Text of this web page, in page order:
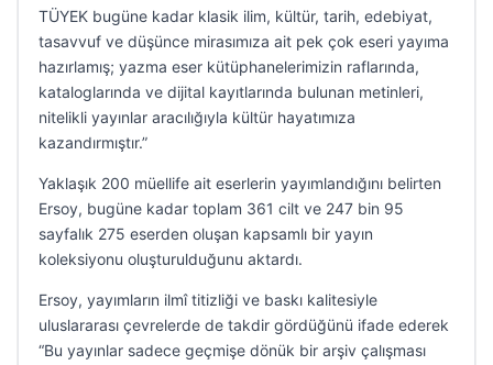
TÜYEK bugüne kadar klasik ilim, kültür, tarih, edebiyat,
tasavvuf ve düşünce mirasımıza ait pek çok eseri yayıma
hazırlamış; yazma eser kütüphanelerimizin raflarında,
kataloglarında ve dijital kayıtlarında bulunan metinleri,
nitelikli yayınlar aracılığıyla kültür hayatımıza
kazandırmıştır.”
Yaklaşık 200 müellife ait eserlerin yayımlandığını belirten
Ersoy, bugüne kadar toplam 361 cilt ve 247 bin 95
sayfalık 275 eserden oluşan kapsamlı bir yayın
koleksiyonu oluşturulduğunu aktardı.
Ersoy, yayımların ilmî titizliği ve baskı kalitesiyle
uluslararası çevrelerde de takdir gördüğünü ifade ederek
“Bu yayınlar sadece geçmişe dönük bir arşiv çalışması